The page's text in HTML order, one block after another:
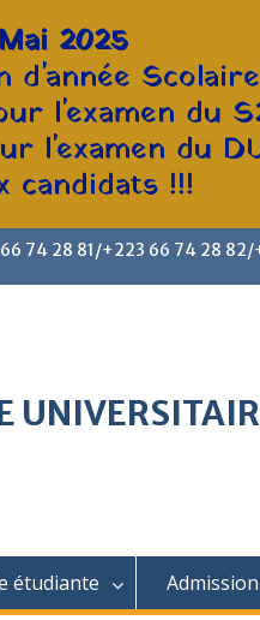
74 28 81/+223 66 74 28 82/
étudiante Admission
2025
d'année
l'examen du
l'examen du
candidats !!!